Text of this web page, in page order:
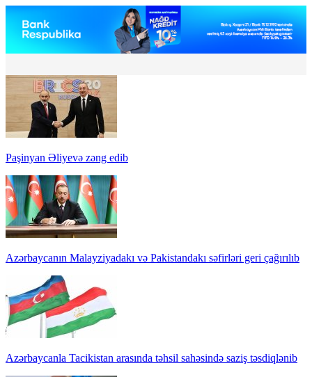
Paşinyan Əliyevə zəng edib
Azərbaycanın Malayziyadakı və Pakistandakı səfirləri geri çağırılıb
Azərbaycanla Tacikistan arasında təhsil sahəsində saziş təsdiqlənib